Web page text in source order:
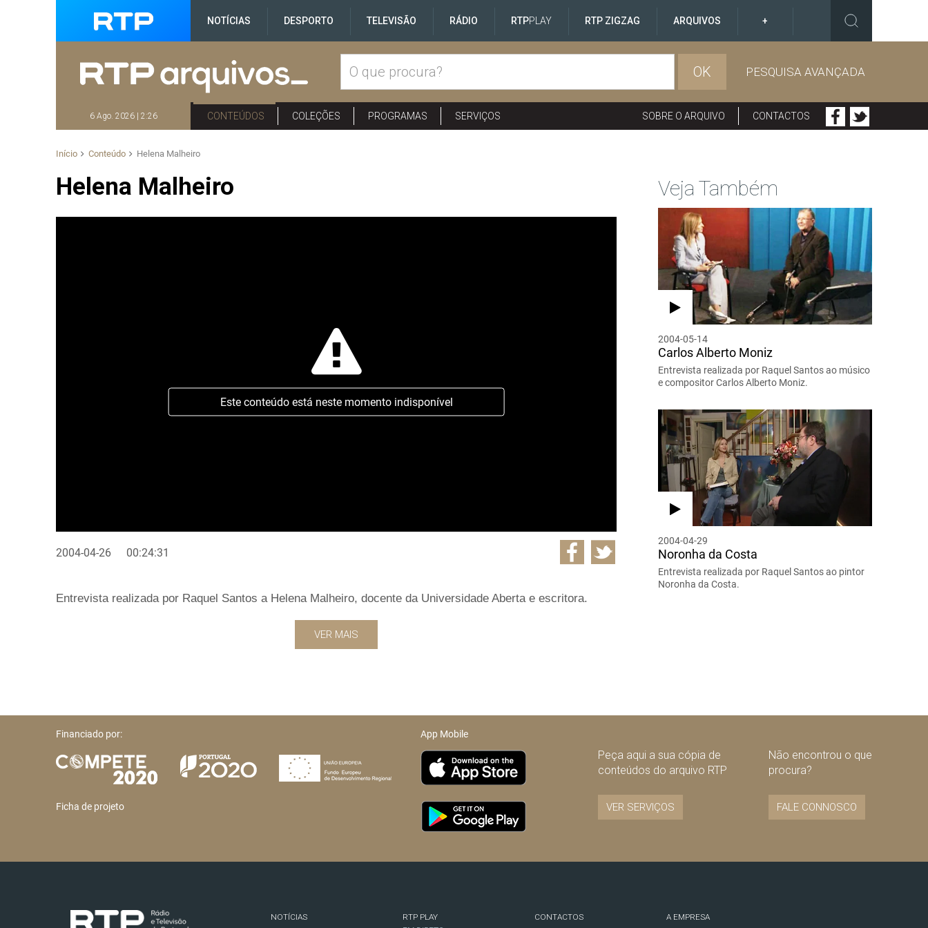
NOTÍCIAS DESPORTO TELEVISÃO RÁDIO RTPPLAY RTP ZIGZAG ARQUIVOS +
OK PESQUISA AVANÇADA
6 Ago. 2026 | 2:26 CONTEÚDOS COLEÇÕES PROGRAMAS SERVIÇOS SOBRE O ARQUIVO CONTACTOS
Início Conteúdo Helena Malheiro
Helena Malheiro
Este conteúdo está neste momento indisponível
2004-04-26 00:24:31
Entrevista realizada por Raquel Santos a Helena Malheiro, docente da Universidade Aberta e escritora.
VER MAIS
Veja Também
2004-05-14
Carlos Alberto Moniz
Entrevista realizada por Raquel Santos ao músico
e compositor Carlos Alberto Moniz.
2004-04-29
Noronha da Costa
Entrevista realizada por Raquel Santos ao pintor
Noronha da Costa.
Financiado por:
Ficha de projeto
App Mobile
Peça aqui a sua cópia de
conteúdos do arquivo RTP
VER SERVIÇOS
Não encontrou o que
procura?
FALE CONNOSCO
NOTÍCIAS
RTP PLAY
CONTACTOS
A EMPRESA